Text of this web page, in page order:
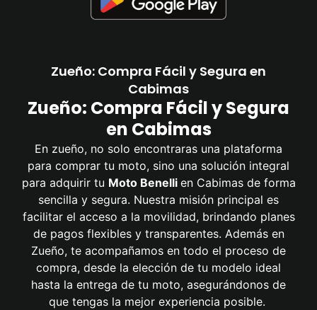
Zueño: Compra Fácil y Segura en
Cabimas
Zueño: Compra Fácil y Segura
en Cabimas
En zueño, no solo encontraras una plataforma
para comprar tu moto, sino una solución integral
para adquirir tu Moto Benelli en Cabimas de forma
sencilla y segura. Nuestra misión principal es
facilitar el acceso a la movilidad, brindando planes
de pagos flexibles y transparentes. Además en
Zueño, te acompañamos en todo el proceso de
compra, desde la elección de tu modelo ideal
hasta la entrega de tu moto, asegurándonos de
que tengas la mejor experiencia posible.